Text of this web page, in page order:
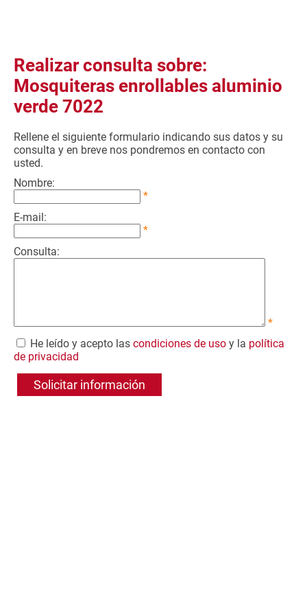
Realizar consulta sobre:
Mosquiteras enrollables aluminio
verde 7022
Rellene el siguiente formulario indicando sus datos y su
consulta y en breve nos pondremos en contacto con
usted.
Nombre:
*
E-mail:
*
Consulta:
*
He leído y acepto las condiciones de uso y la política
de privacidad